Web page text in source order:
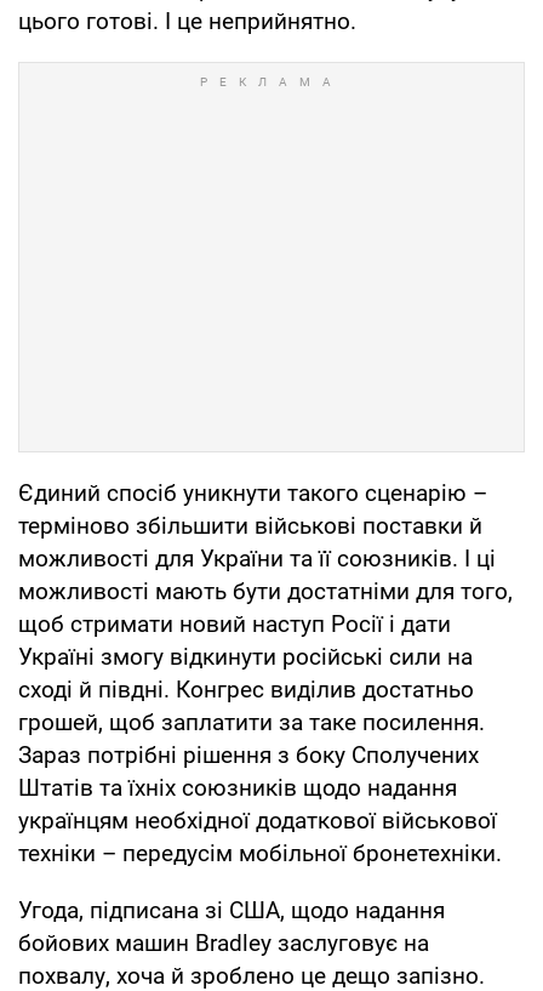
цього готові. І це неприйнятно.
Єдиний спосіб уникнути такого сценарію –
терміново збільшити військові поставки й
можливості для України та її союзників. І ці
можливості мають бути достатніми для того,
щоб стримати новий наступ Росії і дати
Україні змогу відкинути російські сили на
сході й півдні. Конгрес виділив достатньо
грошей, щоб заплатити за таке посилення.
Зараз потрібні рішення з боку Сполучених
Штатів та їхніх союзників щодо надання
українцям необхідної додаткової військової
техніки – передусім мобільної бронетехніки.
Угода, підписана зі США, щодо надання
бойових машин Bradley заслуговує на
похвалу, хоча й зроблено це дещо запізно.